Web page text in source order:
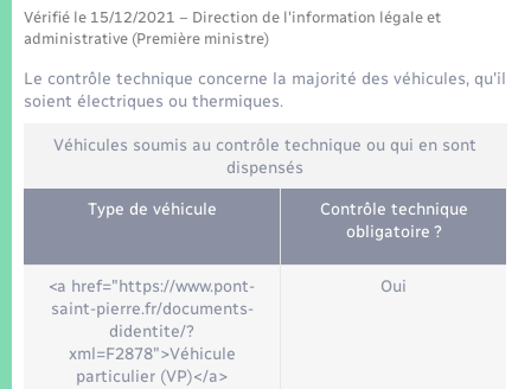
Voirie et espace public
Vérifié le 15/12/2021 – Direction de l'information légale et
administrative (Première ministre)
Le contrôle technique concerne la majorité des véhicules, qu'il
soient électriques ou thermiques.
Véhicules soumis au contrôle technique ou qui en sont
dispensés
Type de véhicule
Contrôle technique
obligatoire ?
<a href="https://www.pont-
saint-pierre.fr/documents-
didentite/?
xml=F2878">Véhicule
particulier (VP)</a>
Oui